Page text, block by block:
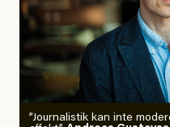
”Journalistik kan inte